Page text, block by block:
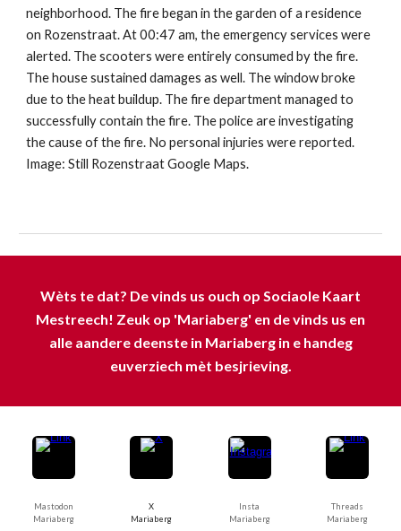
neighborhood. The fire began in the garden of a residence
on Rozenstraat. At 00:47 am, the emergency services were
alerted. The scooters were entirely consumed by the fire.
The house sustained damages as well. The window broke
due to the heat buildup. The fire department managed to
successfully contain the fire. The police are investigating
the cause of the fire. No personal injuries were reported.
Image: Still Rozenstraat Google Maps.
Wèts te dat? De vinds us ouch op Sociaole Kaart
Mestreech! Zeuk op 'Mariaberg' en de vinds us en
alle aandere deenste in Mariaberg in e handeg
euverziech mèt besjrieving.
Mastodon
Mariaberg
X
Mariaberg
Insta
Mariaberg
Threads
Mariaberg